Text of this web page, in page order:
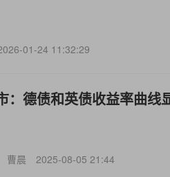
01-24 11:32:29
：德债和英债收益率曲线
曹晨 2025-08-05 21:44